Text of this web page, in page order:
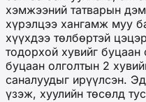
хэмжээний татварын
хүрэлцээ хангамж муу
хүүхдээ төлбөртэй
тодорхой хувийг
буцаан олголтын 2
саналуудыг ирүүлсэн.
үзэж, хуулийн төсөлд